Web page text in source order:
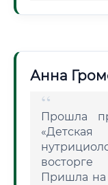
Анна
Прошла
Пришла на